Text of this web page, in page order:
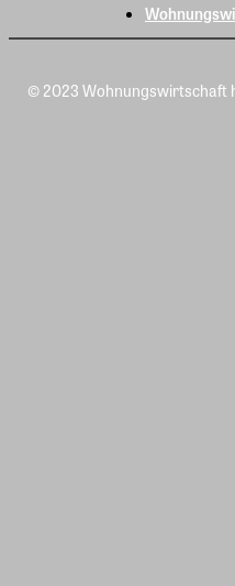
© 2023 Wohnungswirtschaft